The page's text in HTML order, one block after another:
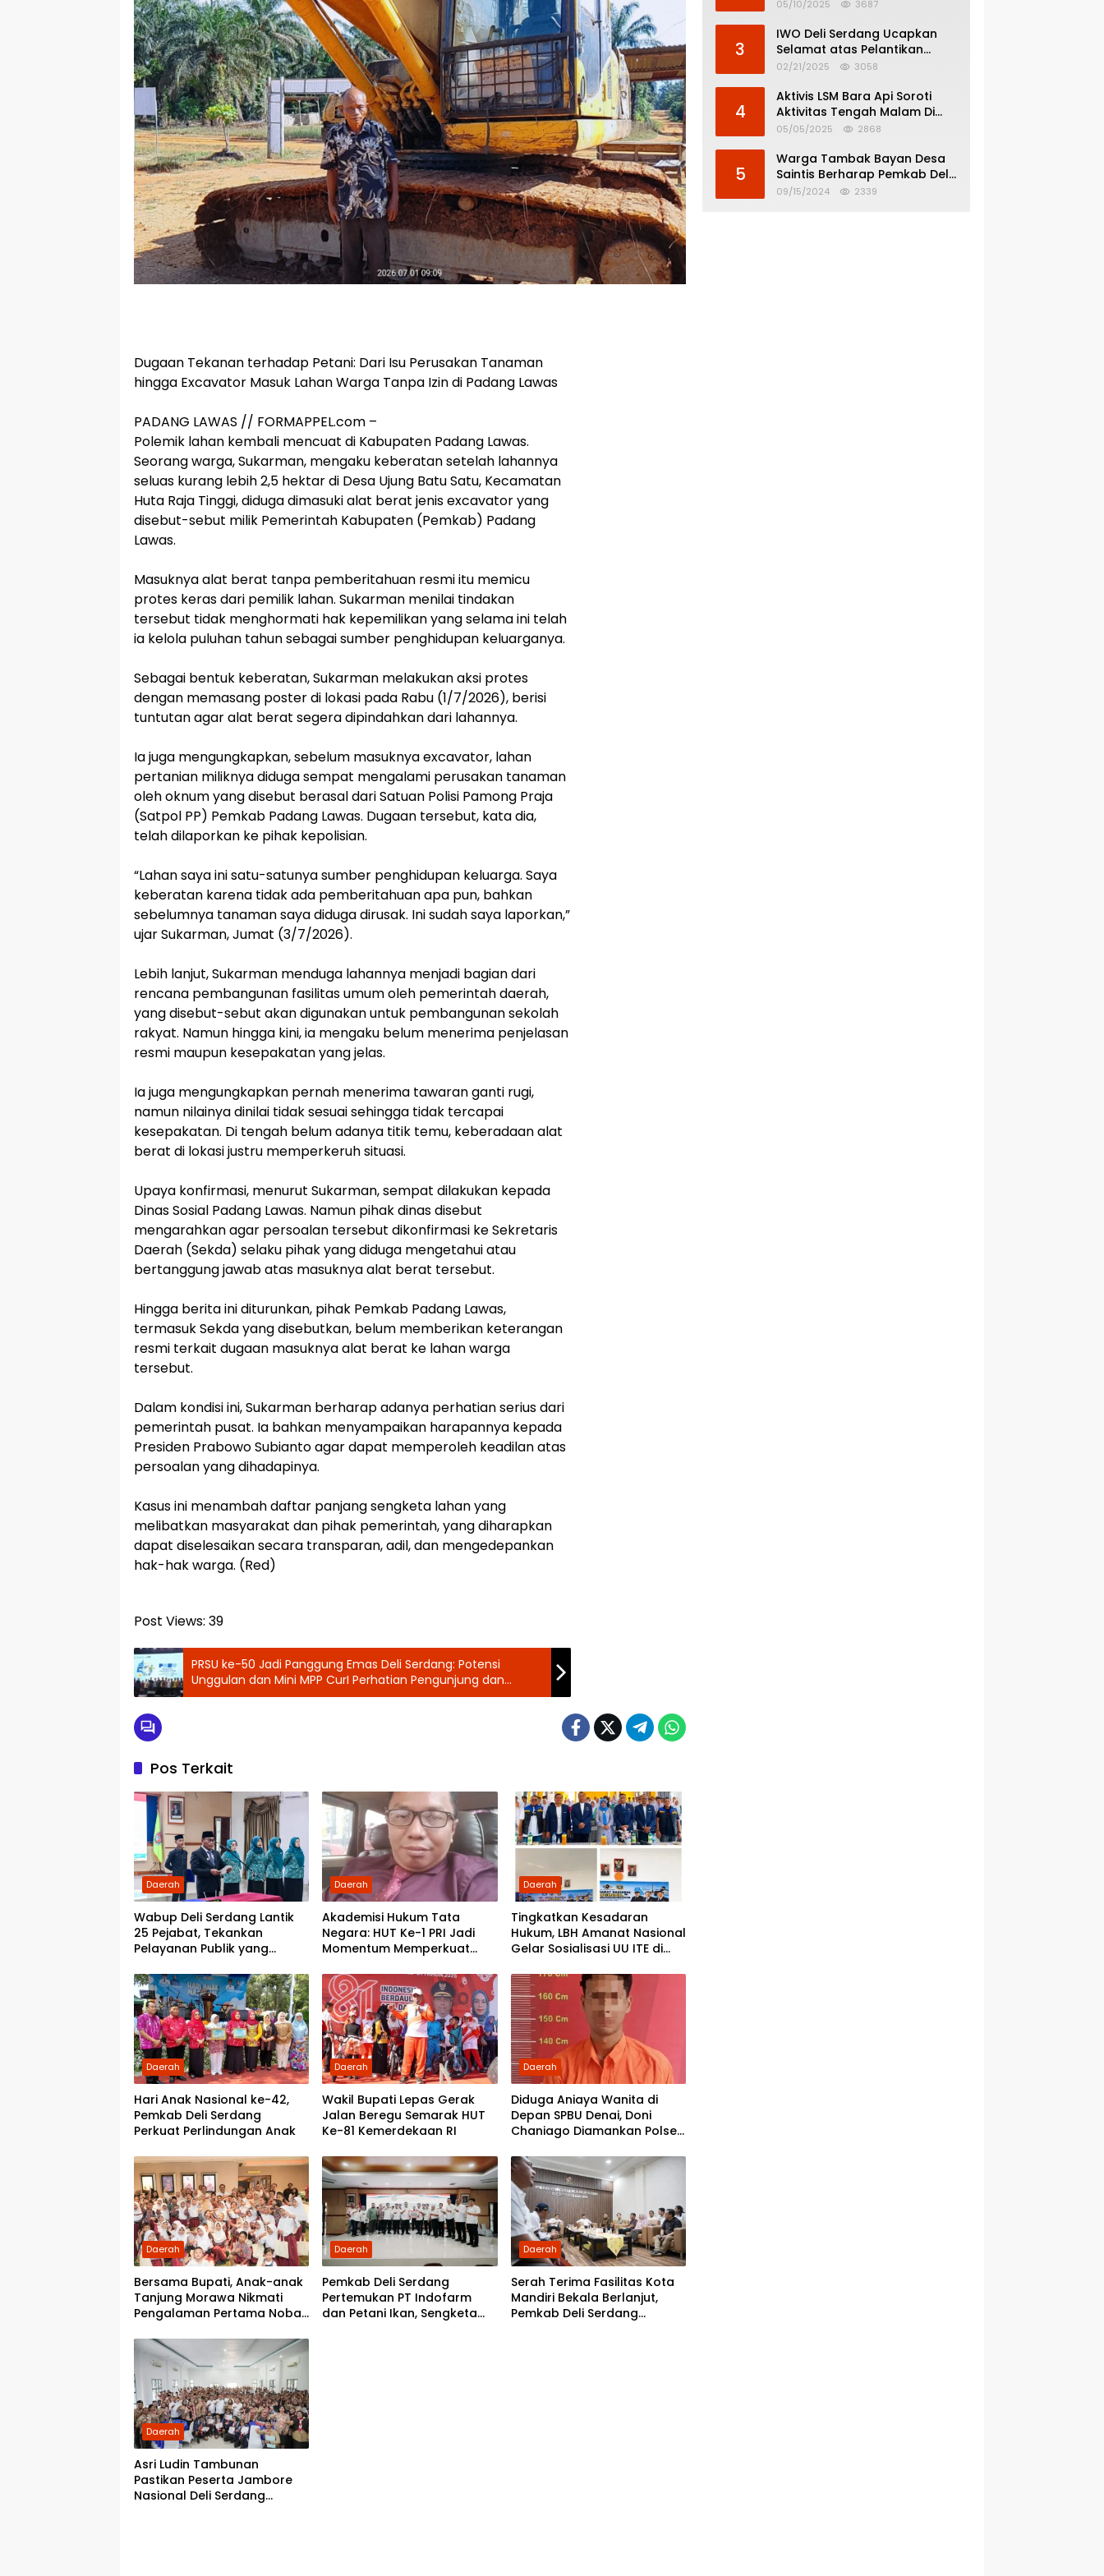
Dugaan Tekanan terhadap Petani: Dari Isu Perusakan Tanaman
hingga Excavator Masuk Lahan Warga Tanpa Izin di Padang Lawas
‎PADANG LAWAS // FORMAPPEL.com –
‎Polemik lahan kembali mencuat di Kabupaten Padang Lawas.
Seorang warga, Sukarman, mengaku keberatan setelah lahannya
seluas kurang lebih 2,5 hektar di Desa Ujung Batu Satu, Kecamatan
Huta Raja Tinggi, diduga dimasuki alat berat jenis excavator yang
disebut-sebut milik Pemerintah Kabupaten (Pemkab) Padang
Lawas.
‎Masuknya alat berat tanpa pemberitahuan resmi itu memicu
protes keras dari pemilik lahan. Sukarman menilai tindakan
tersebut tidak menghormati hak kepemilikan yang selama ini telah
ia kelola puluhan tahun sebagai sumber penghidupan keluarganya.
‎Sebagai bentuk keberatan, Sukarman melakukan aksi protes
dengan memasang poster di lokasi pada Rabu (1/7/2026), berisi
tuntutan agar alat berat segera dipindahkan dari lahannya.
‎Ia juga mengungkapkan, sebelum masuknya excavator, lahan
pertanian miliknya diduga sempat mengalami perusakan tanaman
oleh oknum yang disebut berasal dari Satuan Polisi Pamong Praja
(Satpol PP) Pemkab Padang Lawas. Dugaan tersebut, kata dia,
telah dilaporkan ke pihak kepolisian.
‎“Lahan saya ini satu-satunya sumber penghidupan keluarga. Saya
keberatan karena tidak ada pemberitahuan apa pun, bahkan
sebelumnya tanaman saya diduga dirusak. Ini sudah saya laporkan,”
ujar Sukarman, Jumat (3/7/2026).
‎Lebih lanjut, Sukarman menduga lahannya menjadi bagian dari
rencana pembangunan fasilitas umum oleh pemerintah daerah,
yang disebut-sebut akan digunakan untuk pembangunan sekolah
rakyat. Namun hingga kini, ia mengaku belum menerima penjelasan
resmi maupun kesepakatan yang jelas.
‎Ia juga mengungkapkan pernah menerima tawaran ganti rugi,
namun nilainya dinilai tidak sesuai sehingga tidak tercapai
kesepakatan. Di tengah belum adanya titik temu, keberadaan alat
berat di lokasi justru memperkeruh situasi.
‎Upaya konfirmasi, menurut Sukarman, sempat dilakukan kepada
Dinas Sosial Padang Lawas. Namun pihak dinas disebut
mengarahkan agar persoalan tersebut dikonfirmasi ke Sekretaris
Daerah (Sekda) selaku pihak yang diduga mengetahui atau
bertanggung jawab atas masuknya alat berat tersebut.
‎Hingga berita ini diturunkan, pihak Pemkab Padang Lawas,
termasuk Sekda yang disebutkan, belum memberikan keterangan
resmi terkait dugaan masuknya alat berat ke lahan warga
tersebut.
‎Dalam kondisi ini, Sukarman berharap adanya perhatian serius dari
pemerintah pusat. Ia bahkan menyampaikan harapannya kepada
Presiden Prabowo Subianto agar dapat memperoleh keadilan atas
persoalan yang dihadapinya.
‎Kasus ini menambah daftar panjang sengketa lahan yang
melibatkan masyarakat dan pihak pemerintah, yang diharapkan
dapat diselesaikan secara transparan, adil, dan mengedepankan
hak-hak warga. (Red)
Post Views: 39
‎PRSU ke-50 Jadi Panggung Emas Deli Serdang: Potensi
Unggulan dan Mini MPP CurI Perhatian Pengunjung dan
Investor
Pos Terkait
Daerah
Wabup Deli Serdang Lantik
25 Pejabat, Tekankan
Pelayanan Publik yang
Daerah
Akademisi Hukum Tata
Negara: HUT Ke-1 PRI Jadi
Momentum Memperkuat
kepada Rakyat
Daerah
Tingkatkan Kesadaran
Hukum, LBH Amanat Nasional
Gelar Sosialisasi UU ITE di
Daerah
Hari Anak Nasional ke-42,
Pemkab Deli Serdang
Perkuat Perlindungan Anak
Daerah
Wakil Bupati Lepas Gerak
Jalan Beregu Semarak HUT
Ke-81 Kemerdekaan RI
Daerah
Diduga Aniaya Wanita di
Depan SPBU Denai, Doni
Chaniago Diamankan Polsek
Daerah
Bersama Bupati, Anak-anak
Tanjung Morawa Nikmati
Pengalaman Pertama Nobar
Daerah
Pemkab Deli Serdang
Pertemukan PT Indofarm
dan Petani Ikan, Sengketa
Daerah
Serah Terima Fasilitas Kota
Mandiri Bekala Berlanjut,
Pemkab Deli Serdang
Daerah
Asri Ludin Tambunan
Pastikan Peserta Jambore
Nasional Deli Serdang
05/10/2025 3687
3
IWO Deli Serdang Ucapkan
Selamat atas Pelantikan
Bupati dan Wakil Bupati Deli
02/21/2025 3058
4
Aktivis LSM Bara Api Soroti
Aktivitas Tengah Malam Di
SPBU 14.213.228 Bandar Tinggi
05/05/2025 2868
5
Warga Tambak Bayan Desa
Saintis Berharap Pemkab Deli
Serdang Atasi Banjir
09/15/2024 2339